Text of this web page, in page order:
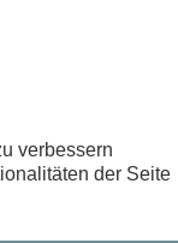
verbessern
der Seite